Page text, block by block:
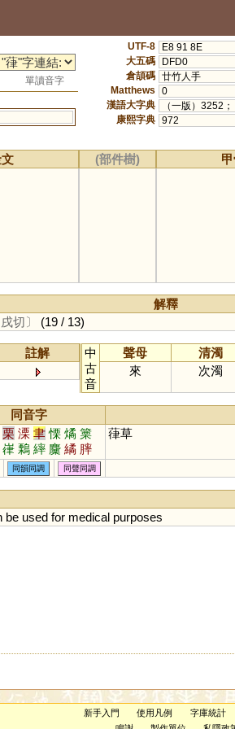
單讀音字
UTF-8
E8 91 8E
大五碼
DFD0
倉頡碼 廿竹人手
Matthews
0
漢語大字典
（一版）3252
康熙字典 972
(部件樹)
解釋
切〕 (19 / 13)
註解
中
古
音
聲母 清濁
來
次濁
同音字
栗 溧 聿 慄 燏 篥
嵂 鷅 繂 麜 繘 膟
硉 驈 鱊 瞲 獝 垏
葎草
同韻同調 同聲同調
be used for medical purposes
新手入門 使用凡例 字庫統計